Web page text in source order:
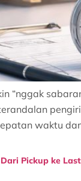
“nggak
waktu
Pickup ke